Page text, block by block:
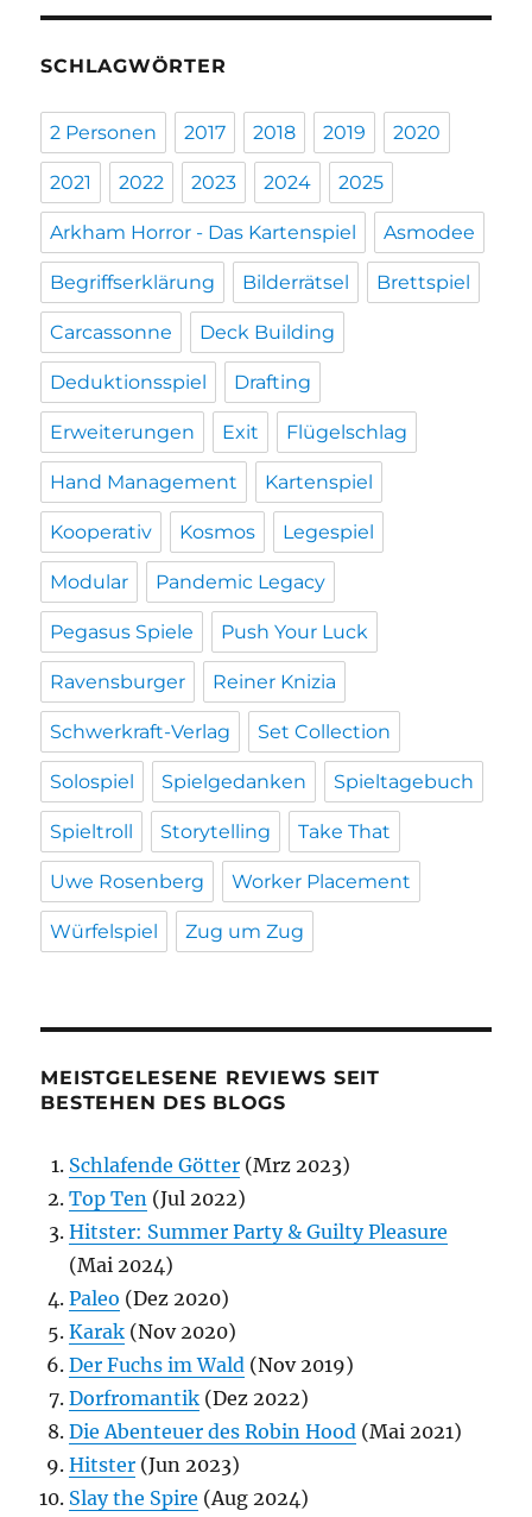
SCHLAGWÖRTER
2 Personen 2017 2018 2019 2020
2021 2022 2023 2024 2025
Arkham Horror - Das Kartenspiel Asmodee
Begriffserklärung Bilderrätsel Brettspiel
Carcassonne Deck Building
Deduktionsspiel Drafting
Erweiterungen Exit Flügelschlag
Hand Management Kartenspiel
Kooperativ Kosmos Legespiel
Modular Pandemic Legacy
Pegasus Spiele Push Your Luck
Ravensburger Reiner Knizia
Schwerkraft-Verlag Set Collection
Solospiel Spielgedanken Spieltagebuch
Spieltroll Storytelling Take That
Uwe Rosenberg Worker Placement
Würfelspiel Zug um Zug
MEISTGELESENE REVIEWS SEIT
BESTEHEN DES BLOGS
Schlafende Götter (Mrz 2023)
Top Ten (Jul 2022)
Hitster: Summer Party & Guilty Pleasure
(Mai 2024)
Paleo (Dez 2020)
Karak (Nov 2020)
Der Fuchs im Wald (Nov 2019)
Dorfromantik (Dez 2022)
Die Abenteuer des Robin Hood (Mai 2021)
Hitster (Jun 2023)
Slay the Spire (Aug 2024)